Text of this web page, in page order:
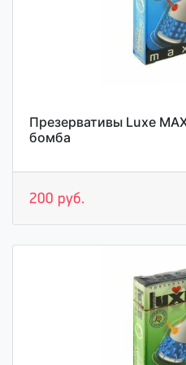
Презервативы Luxe
бомба
200 руб.